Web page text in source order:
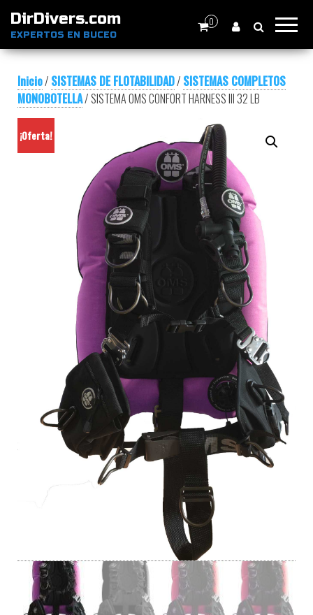
DirDivers.com
EXPERTOS EN BUCEO
0
Inicio/ SISTEMAS DE FLOTABILIDAD/ SISTEMAS COMPLETOS
MONOBOTELLA/ SISTEMA OMS CONFORT HARNESS III 32 LB
¡Oferta!